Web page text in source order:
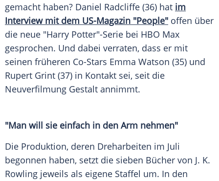
gemacht haben? Daniel Radcliffe (36) hat im
Interview mit dem US-Magazin "People" offen über
die neue "Harry Potter"-Serie bei HBO Max
gesprochen. Und dabei verraten, dass er mit
seinen früheren Co-Stars Emma Watson (35) und
Rupert Grint (37) in Kontakt sei, seit die
Neuverfilmung Gestalt annimmt.
"Man will sie einfach in den Arm nehmen"
Die Produktion, deren Dreharbeiten im Juli
begonnen haben, setzt die sieben Bücher von J. K.
Rowling jeweils als eigene Staffel um. In den